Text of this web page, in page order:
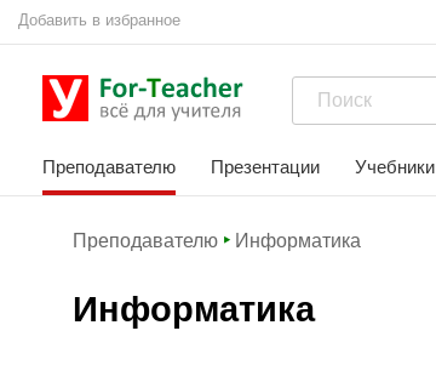
Добавить в избранное
Преподавателю Презентации Учебники
Преподавателю Информатика
Информатика